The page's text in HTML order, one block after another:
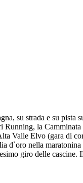
su strada e su
la
Valle Elvo (gara di
d`oro nella
giro delle